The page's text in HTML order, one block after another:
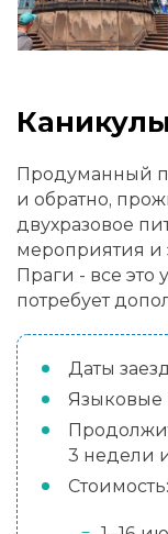
Продуманный
и обратно,
двухразовое
мероприятия и
Праги - все это
потребует
Даты
Языковые
3 недели
Стоимость: